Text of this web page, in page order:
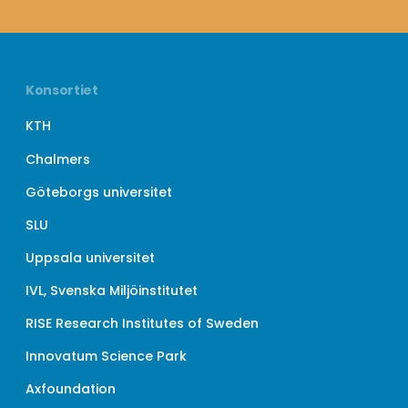
Konsortiet
KTH
Chalmers
Göteborgs universitet
SLU
Uppsala universitet
IVL, Svenska Miljöinstitutet
RISE Research Institutes of Sweden
Innovatum Science Park
Axfoundation